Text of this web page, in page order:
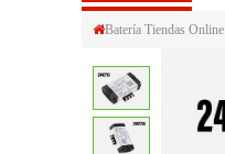
Batería Tiendas Online